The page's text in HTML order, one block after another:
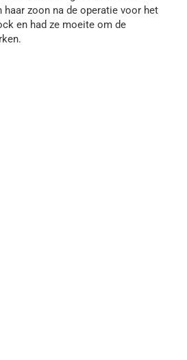
haar zoon na de operatie voor het
en had ze moeite om de